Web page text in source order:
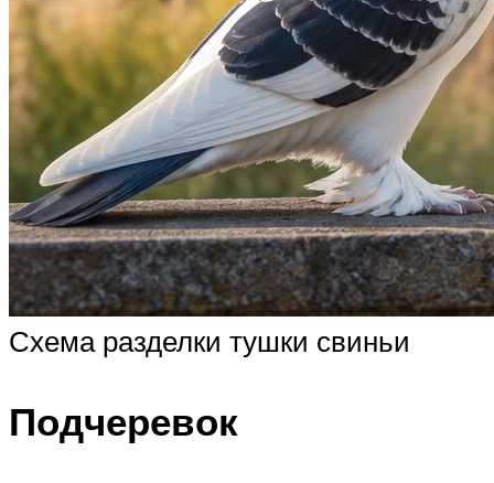
Схема разделки тушки свиньи
Подчеревок